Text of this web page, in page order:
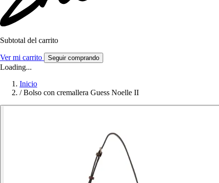
Subtotal del carrito
Ver mi carrito Seguir comprando
Loading...
Inicio
/ Bolso con cremallera Guess Noelle II